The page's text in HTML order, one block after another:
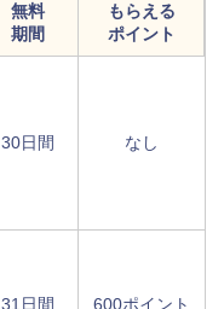
無料
期間
もらえる
ポイント
30日間 なし
31日間 600ポイント